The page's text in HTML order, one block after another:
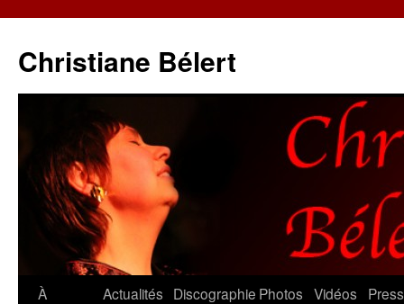
Christiane Bélert
Aller
À
Actualités Discographie Photos Vidéos